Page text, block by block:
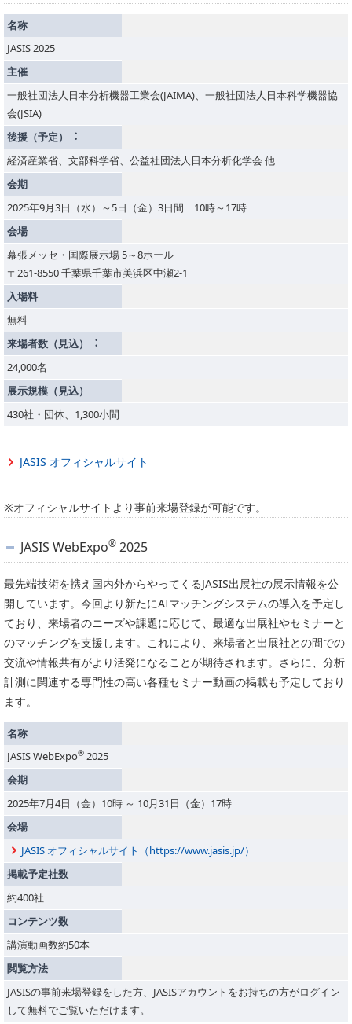
名称
JASIS 2025
主催
一般社団法人日本分析機器工業会(JAIMA)、一般社団法人日本科学機器協
会(JSIA)
後援（予定）︓
経済産業省、文部科学省、公益社団法人日本分析化学会 他
会期
2025年9月3日（水）～5日（金）3日間 10時～17時
会場
幕張メッセ・国際展示場 5～8ホール
〒261-8550 千葉県千葉市美浜区中瀬2-1
入場料
無料
来場者数（見込）︓
24,000名
展示規模（見込）
430社・団体、1,300小間
JASIS オフィシャルサイト
※オフィシャルサイトより事前来場登録が可能です。
JASIS WebExpo®2025
最先端技術を携え国内外からやってくるJASIS出展社の展示情報を公
開しています。今回より新たにAIマッチングシステムの導入を予定し
ており、来場者のニーズや課題に応じて、最適な出展社やセミナーと
のマッチングを支援します。これにより、来場者と出展社との間での
交流や情報共有がより活発になることが期待されます。さらに、分析
計測に関連する専門性の高い各種セミナー動画の掲載も予定しており
ます。
名称
JASIS WebExpo® 2025
会期
2025年7月4日（金）10時 ～ 10月31日（金）17時
会場
JASIS オフィシャルサイト（https://www.jasis.jp/）
掲載予定社数
約400社
コンテンツ数
講演動画数約50本
閲覧方法
JASISの事前来場登録をした方、JASISアカウントをお持ちの方がログイン
して無料でご覧いただけます。